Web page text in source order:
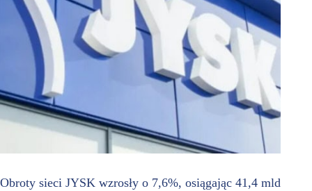
Obroty sieci JYSK wzrosły o 7,6%, osiągając 41,4 mld